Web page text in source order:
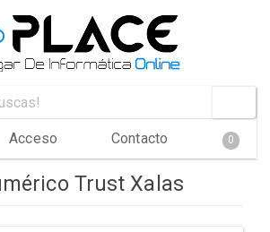
Acceso Contacto 0
Trust Xalas